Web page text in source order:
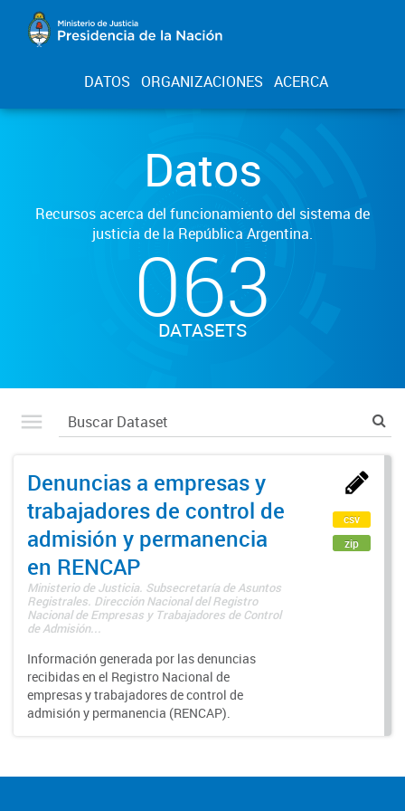
DATOS ORGANIZACIONES ACERCA
Datos
Recursos acerca del funcionamiento del sistema de
justicia de la República Argentina.
063
DATASETS
Denuncias a empresas y
trabajadores de control de
admisión y permanencia
en RENCAP
Ministerio de Justicia. Subsecretaría de Asuntos
Registrales. Dirección Nacional del Registro
Nacional de Empresas y Trabajadores de Control
de Admisión...
Información generada por las denuncias
recibidas en el Registro Nacional de
empresas y trabajadores de control de
admisión y permanencia (RENCAP).
csv
zip